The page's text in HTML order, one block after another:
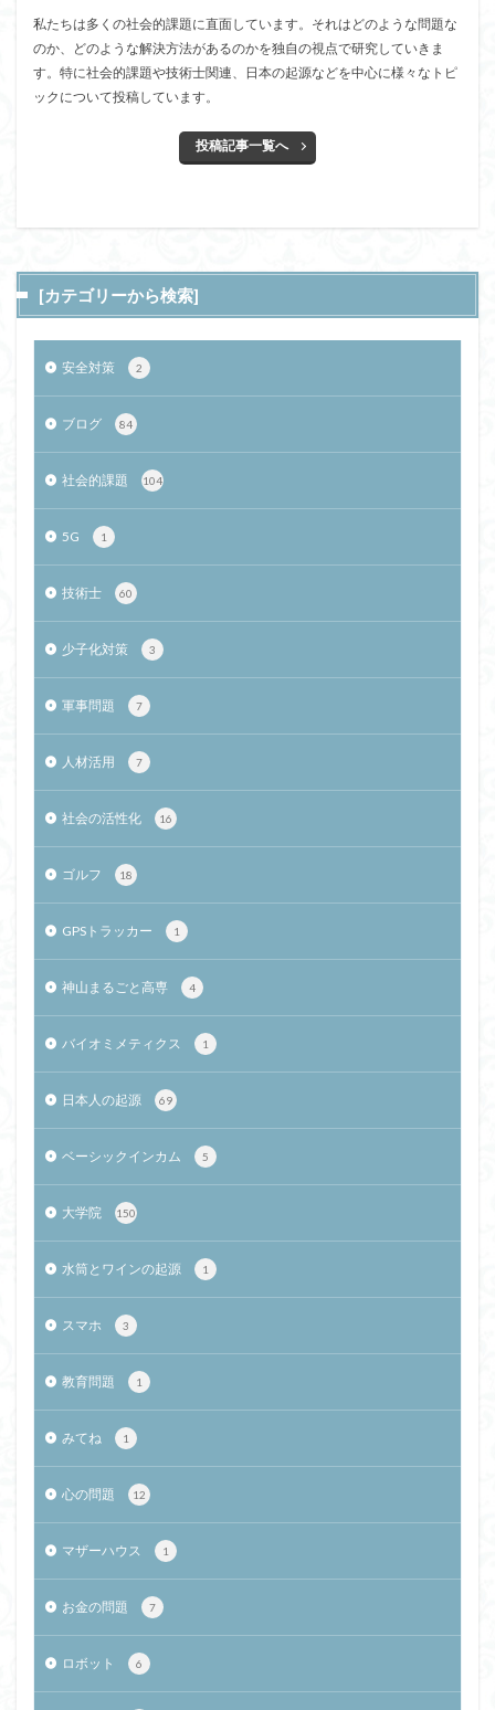
私たちは多くの社会的課題に直面しています。それはどのような問題な
のか、どのような解決方法があるのかを独自の視点で研究していきま
す。特に社会的課題や技術士関連、日本の起源などを中心に様々なトピ
ックについて投稿しています。
投稿記事一覧へ
[カテゴリーから検索]
安全対策 2
ブログ 84
社会的課題 104
5G 1
技術士 60
少子化対策 3
軍事問題 7
人材活用 7
社会の活性化 16
ゴルフ 18
GPSトラッカー 1
神山まるごと高専 4
バイオミメティクス 1
日本人の起源 69
ベーシックインカム 5
大学院 150
水筒とワインの起源 1
スマホ 3
教育問題 1
みてね 1
心の問題 12
マザーハウス 1
お金の問題 7
ロボット 6